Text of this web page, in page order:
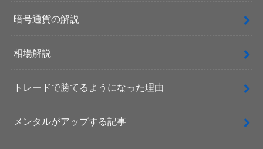
暗号通貨の解説
相場解説
トレードで勝てるようになった理由
メンタルがアップする記事